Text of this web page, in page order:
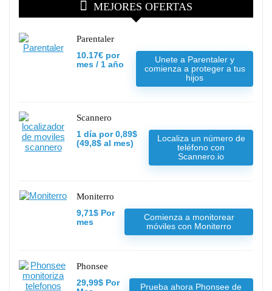
MEJORES OFERTAS
Parentaler
10.17€ por
mes / 1 año
Unete a Parentaler y
comienza a proteger a tus
hijos
Scannero
1 día por 0,89$
(49,8$ al mes)
Localiza un número de
teléfono con
Scannero.io
Moniterro
9,71$ Por
mes
Comienza a monitorear
móviles con Moniterro
Phonsee
29,99$ Por
Prueba ahora Phonsee de